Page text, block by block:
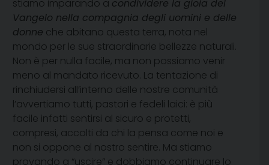
stiamo imparando a condividere la gioia del
Vangelo nella compagnia degli uomini e delle
donne che abitano questa terra, nota nel
mondo per le sue straordinarie bellezze naturali.
Non è per nulla facile, ma non possiamo venir
meno al mandato ricevuto. La tentazione di
rinchiudersi all’interno delle nostre comunità
l’avvertiamo tutti, pastori e fedeli laici: è più
facile infatti sentirsi al sicuro e protetti,
compresi, accolti da chi la pensa come noi e
non si oppone al nostro sentire. Ma stiamo
provando a “uscire” e dobbiamo continuare lo